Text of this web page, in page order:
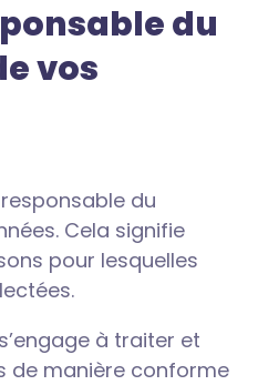
du
vos
responsable du
Cela signifie
pour lesquelles
à traiter et
de manière conforme